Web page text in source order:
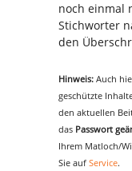
noch einmal
Stichworter
den
Hinweis: Auch
geschützte
den aktuellen
das Passwort
Ihrem Matloch/
Sie auf Service.